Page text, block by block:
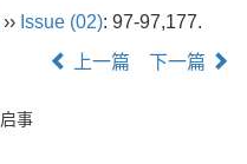
›› Issue (02): 97-97,177.
上一篇 下一篇
事